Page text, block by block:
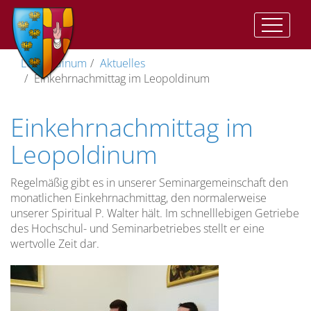
Auftrag
und
Ziel
Der
Auftrag
der
Priesterausbildung
Dimension
der
Priesterausbildung
Reifung
Lebens
und
Studienordnung
Vorwort
Gemeinsame
Pflege
des
geistlichen
Lebens
Studium
Prüfungszeit
Lehramtliche
Dokumente
II.
Vat:
Presbyterorum
II.
Vat:
Optatam
Totius
Pastores
Dabo
Rahmenordnung
Spiritualität
Geistliche
Ausbildung
Leben
Im
Herzen
Katharinenkapelle
Anbetungskapelle
Josef)
Stiftskirche
Kreuzkirche
Kreuzweg
im
Leopoldinum
Träger
Direktor
Vizedirektor
Spiritual
Vize-
Spiritual
Unsere
Gemeinschaft…
Leopoldinum
Aktuelles
Einkehrnachmittag im Leopoldinum
Einkehrnachmittag im
Leopoldinum
Regelmäßig gibt es in unserer Seminargemeinschaft den
monatlichen Einkehrnachmittag, den normalerweise
unserer Spiritual P. Walter hält. Im schnelllebigen Getriebe
des Hochschul- und Seminarbetriebes stellt er eine
wertvolle Zeit dar.